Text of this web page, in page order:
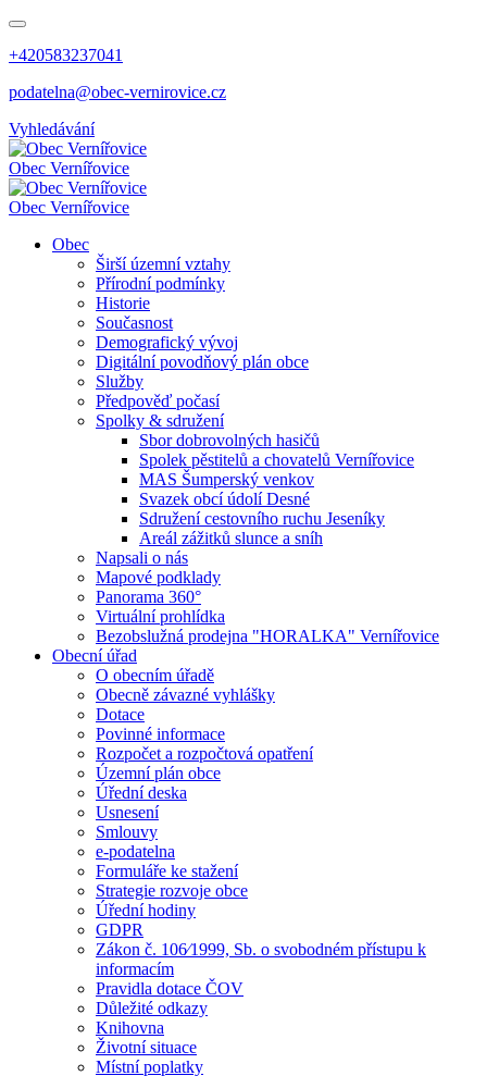
+420583237041
podatelna@obec-vernirovice.cz
Vyhledávání
Obec Vernířovice
Obec Vernířovice
Obec
Širší územní vztahy
Přírodní podmínky
Historie
Současnost
Demografický vývoj
Digitální povodňový plán obce
Služby
Předpověď počasí
Spolky & sdružení
Sbor dobrovolných hasičů
Spolek pěstitelů a chovatelů Vernířovice
MAS Šumperský venkov
Svazek obcí údolí Desné
Sdružení cestovního ruchu Jeseníky
Areál zážitků slunce a sníh
Napsali o nás
Mapové podklady
Panorama 360°
Virtuální prohlídka
Bezobslužná prodejna "HORALKA" Vernířovice
Obecní úřad
O obecním úřadě
Obecně závazné vyhlášky
Dotace
Povinné informace
Rozpočet a rozpočtová opatření
Územní plán obce
Úřední deska
Usnesení
Smlouvy
e-podatelna
Formuláře ke stažení
Strategie rozvoje obce
Úřední hodiny
GDPR
Zákon č. 106⁄1999, Sb. o svobodném přístupu k
informacím
Pravidla dotace ČOV
Důležité odkazy
Knihovna
Životní situace
Místní poplatky